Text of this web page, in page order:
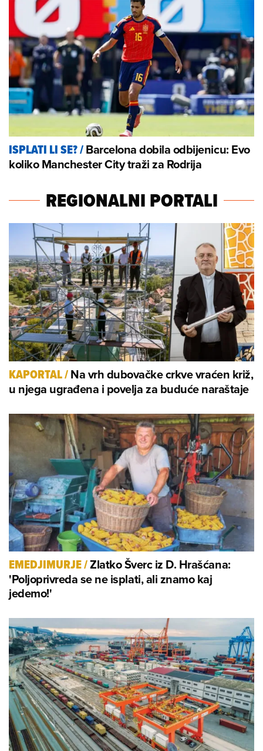
ISPLATI LI SE?/Barcelona dobila odbijenicu: Evo
koliko Manchester City traži za Rodrija
REGIONALNI PORTALI
KAPORTAL/Na vrh dubovačke crkve vraćen križ,
u njega ugrađena i povelja za buduće naraštaje
EMEDJIMURJE/Zlatko Šverc iz D. Hrašćana:
'Poljoprivreda se ne isplati, ali znamo kaj
jedemo!'